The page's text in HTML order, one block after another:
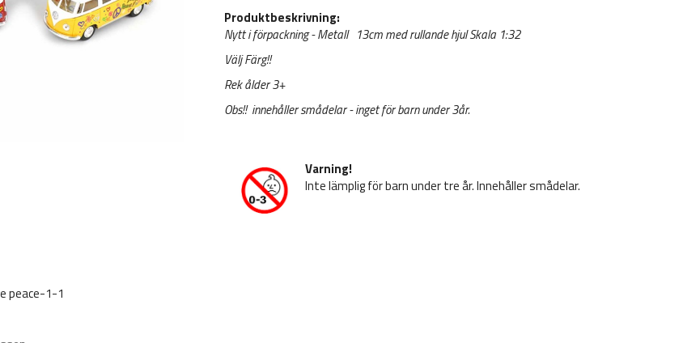
Produktbeskrivning:
Nytt i förpackning - Metall 13cm med rullande hjul Skala 1:32
Välj Färg!!
Rek ålder 3+
Obs!! innehåller smådelar - inget för barn under 3år.
Varning!
Inte lämplig för barn under tre år. Innehåller smådelar.
peace-1-1